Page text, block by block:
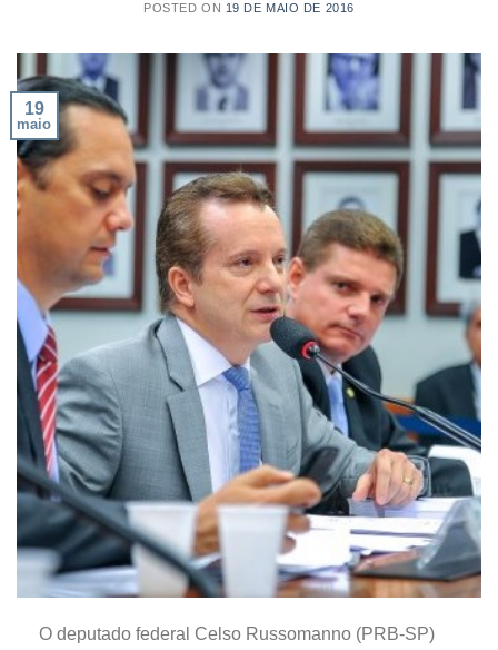
POSTED ON 19 DE MAIO DE 2016
19
maio
O deputado federal Celso Russomanno (PRB-SP)